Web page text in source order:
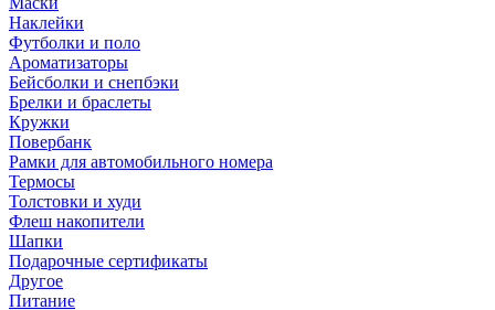
Наклейки
Футболки и поло
Ароматизаторы
Бейсболки и снепбэки
Брелки и браслеты
Кружки
Повербанк
Рамки для автомобильного номера
Термосы
Толстовки и худи
Флеш накопители
Шапки
Подарочные сертификаты
Другое
Питание